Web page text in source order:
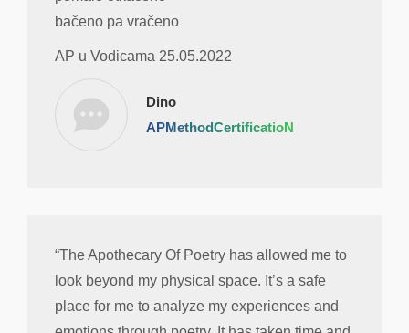
Dino
APMethodCertificatioN
bačeno pa vračeno
AP u Vodicama 25.05.2022
“The Apothecary Of Poetry has allowed me to
look beyond my physical space. It’s a safe
place for me to analyze my experiences and